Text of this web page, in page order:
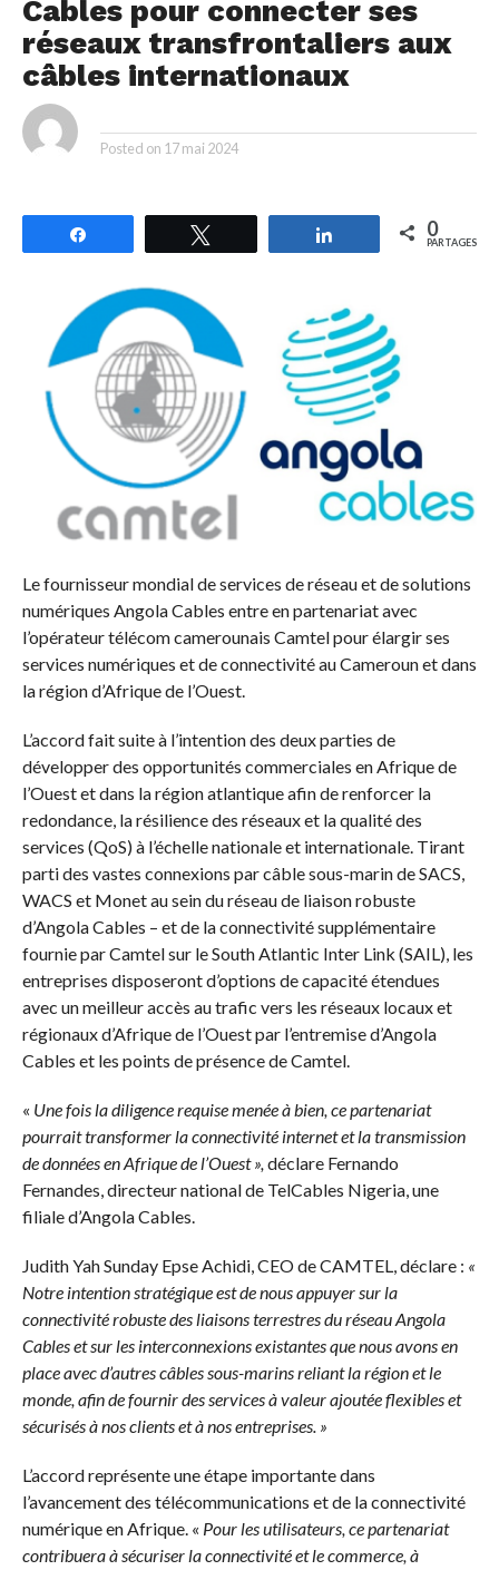
Cables pour connecter ses
réseaux transfrontaliers aux
câbles internationaux
Posted on 17 mai 2024
Partagez 0
PARTAGES
Le fournisseur mondial de services de réseau et de solutions
numériques Angola Cables entre en partenariat avec
l’opérateur télécom camerounais Camtel pour élargir ses
services numériques et de connectivité au Cameroun et dans
la région d’Afrique de l’Ouest.
L’accord fait suite à l’intention des deux parties de
développer des opportunités commerciales en Afrique de
l’Ouest et dans la région atlantique afin de renforcer la
redondance, la résilience des réseaux et la qualité des
services (QoS) à l’échelle nationale et internationale. Tirant
parti des vastes connexions par câble sous-marin de SACS,
WACS et Monet au sein du réseau de liaison robuste
d’Angola Cables – et de la connectivité supplémentaire
fournie par Camtel sur le South Atlantic Inter Link (SAIL), les
entreprises disposeront d’options de capacité étendues
avec un meilleur accès au trafic vers les réseaux locaux et
régionaux d’Afrique de l’Ouest par l’entremise d’Angola
Cables et les points de présence de Camtel.
« Une fois la diligence requise menée à bien, ce partenariat
pourrait transformer la connectivité internet et la transmission
de données en Afrique de l’Ouest»,déclare Fernando
Fernandes, directeur national de TelCables Nigeria, une
filiale d’Angola Cables.
Judith Yah Sunday Epse Achidi, CEO de CAMTEL, déclare : «
Notre intention stratégique est de nous appuyer sur la
connectivité robuste des liaisons terrestres du réseau Angola
Cables et sur les interconnexions existantes que nous avons en
place avec d’autres câbles sous-marins reliant la région et le
monde, afin de fournir des services à valeur ajoutée flexibles et
sécurisés à nos clients et à nos entreprises. »
L’accord représente une étape importante dans
l’avancement des télécommunications et de la connectivité
numérique en Afrique. « Pour les utilisateurs, ce partenariat
contribuera à sécuriser la connectivité et le commerce, à